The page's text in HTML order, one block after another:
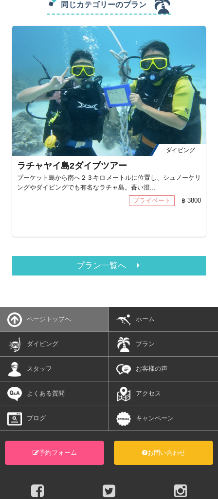
同じカテゴリーのプラン
ダイビング
ラチャヤイ島2ダイブツアー
プーケット島から南へ２３キロメートルに位置し、シュノーケリ
ングやダイビングでも有名なラチャ島。蒼い澄...
プライベート
฿ 3800
プラン一覧へ
ページトップへ ホーム
ダイビング プラン
スタッフ お客様の声
よくある質問 アクセス
ブログ キャンペーン
予約フォーム お問い合わせ